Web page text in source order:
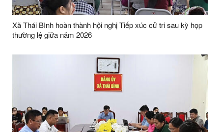
Xã Thái Bình hoàn thành hội nghị Tiếp xúc cử tri sau kỳ họp
thường lệ giữa năm 2026